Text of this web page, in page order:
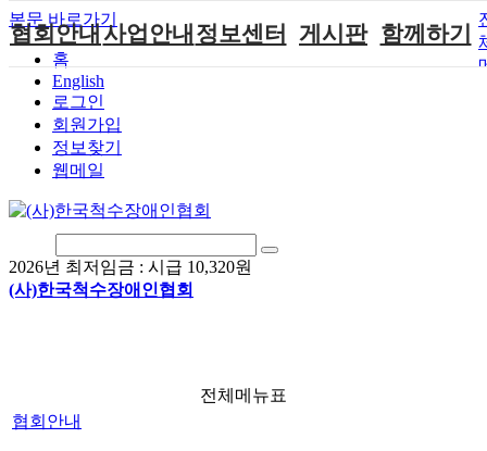
본문 바로가기
홈
English
로그인
회원가입
정보찾기
웹메일
2026년 최저임금 : 시급 10,320원
(사)한국척수장애인협회
협회안내
인사말
연혁
비전
조직도
척수장애란?
찾아오시는길
사업안내
단체지원사업
척수장애인재
활지원센터
척수장애인직
문화예술위원
회
정보센터 게시판 함께하기
전체메뉴표
협회안내